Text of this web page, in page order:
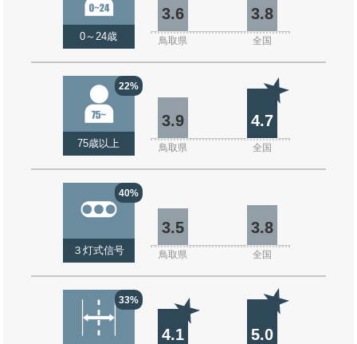
0～24歳
3.6 3.8
鳥取県 全国
22%
75歳以上
3.9 4.7
鳥取県 全国
40%
３灯式信号
3.5 3.8
鳥取県 全国
33%
4.1 5.0